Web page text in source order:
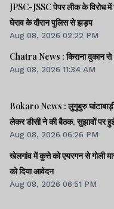
JPSC-JSSC पेपर लीक के विरोध में
घेराव के दौरान पुलिस से झड़प
Aug 08, 2026 02:22 PM
Chatra News : किराना दुकान
Aug 08, 2026 11:34 AM
Bokaro News : लुगुबुरु
लेकर डीसी ने की बैठक, सुझावों पर
Aug 08, 2026 06:26 PM
खेलगांव में कुत्ते को एयरगन से गोली
को दिया आवेदन
Aug 08, 2026 06:51 PM